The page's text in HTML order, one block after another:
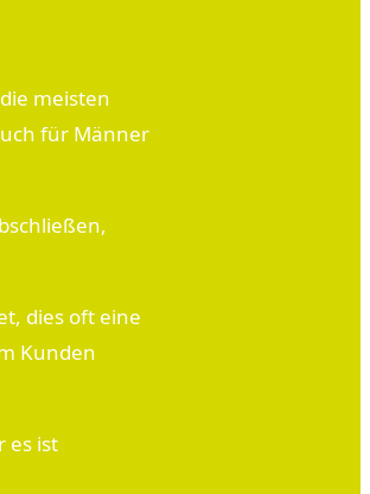
meisten
für Männer
dies oft eine
Kunden
es ist